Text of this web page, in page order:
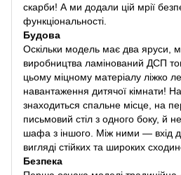
скарби! А ми додали цій мрії
функціональності.
Будова
Оскільки модель має два яруси,
виробництва ламінований ДСП
цьому міцному матеріалу ліжко
навантаження дитячої кімнати!
знаходиться спальне місце, на
письмовий стіл з одного боку, й
шафа з іншого. Між ними — вхід
вигляді стійких та широких
Безпека